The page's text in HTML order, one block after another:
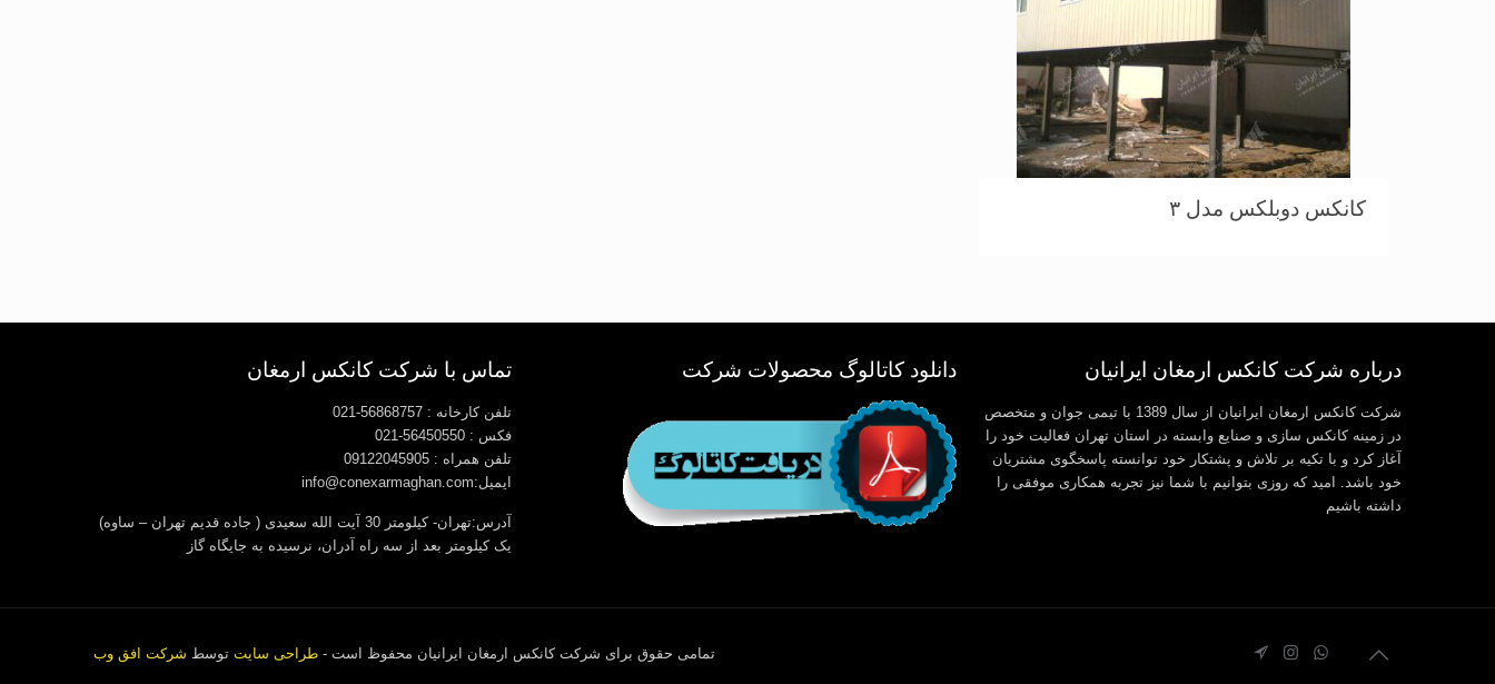
کانکس دوبلکس مدل ۳
درباره شرکت کانکس ارمغان ایرانیان
شرکت کانکس ارمغان ایرانیان از سال 1389 با تیمی جوان و متخصص
در زمینه کانکس سازی و صنایع وابسته در استان تهران فعالیت خود را
آغاز کرد و با تکیه بر تلاش و پشتکار خود توانسته پاسخگوی مشتریان
خود باشد. امید که روزی بتوانیم با شما نیز تجربه همکاری موفقی را
داشته باشیم
دانلود کاتالوگ محصولات شرکت تماس با شرکت کانکس ارمغان
تلفن کارخانه : 56868757-021
فکس : 56450550-021
تلفن همراه : 09122045905
ایمیل:info@conexarmaghan.com
آدرس:تهران- کیلومتر 30 آیت الله سعیدی ( جاده قدیم تهران – ساوه)
یک کیلومتر بعد از سه راه آدران، نرسیده به جایگاه گاز
تمامی حقوق برای شرکت کانکس ارمغان ایرانیان محفوظ است - طراحی سایت توسط شرکت افق وب